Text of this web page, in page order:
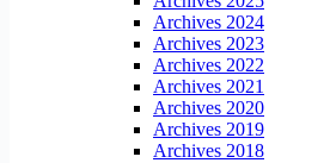
Archives 2024
Archives 2023
Archives 2022
Archives 2021
Archives 2020
Archives 2019
Archives 2018